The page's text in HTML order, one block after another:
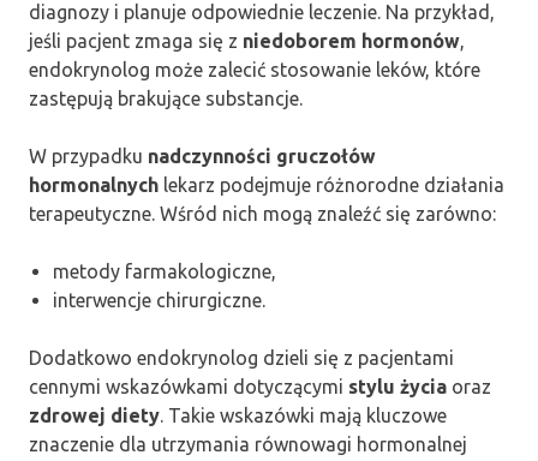
diagnozy i planuje odpowiednie leczenie. Na przykład,
jeśli pacjent zmaga się z niedoborem hormonów,
endokrynolog może zalecić stosowanie leków, które
zastępują brakujące substancje.
W przypadku nadczynności gruczołów
hormonalnych lekarz podejmuje różnorodne działania
terapeutyczne. Wśród nich mogą znaleźć się zarówno:
metody farmakologiczne,
interwencje chirurgiczne.
Dodatkowo endokrynolog dzieli się z pacjentami
cennymi wskazówkami dotyczącymi stylu życia oraz
zdrowej diety. Takie wskazówki mają kluczowe
znaczenie dla utrzymania równowagi hormonalnej